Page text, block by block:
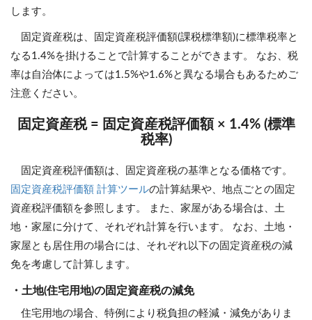
します。
固定資産税は、固定資産税評価額(課税標準額)に標準税率と
なる1.4%を掛けることで計算することができます。 なお、税
率は自治体によっては1.5%や1.6%と異なる場合もあるためご
注意ください。
固定資産税 = 固定資産税評価額 × 1.4% (標準
税率)
固定資産税評価額は、固定資産税の基準となる価格です。
固定資産税評価額 計算ツールの計算結果や、地点ごとの固定
資産税評価額を参照します。 また、家屋がある場合は、土
地・家屋に分けて、それぞれ計算を行います。 なお、土地・
家屋とも居住用の場合には、それぞれ以下の固定資産税の減
免を考慮して計算します。
・土地(住宅用地)の固定資産税の減免
住宅用地の場合、特例により税負担の軽減・減免がありま